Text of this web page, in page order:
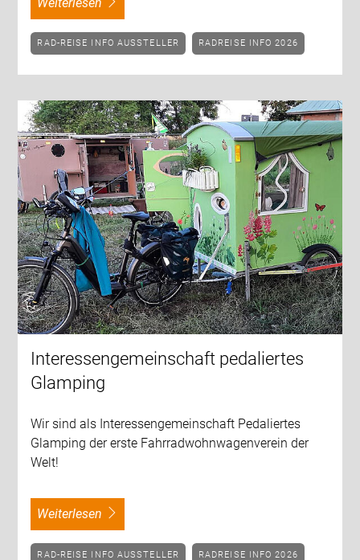
RAD-REISE INFO AUSSTELLER RADREISE INFO 2026
Interessengemeinschaft pedaliertes
Glamping
Wir sind als Interessengemeinschaft Pedaliertes
Glamping der erste Fahrradwohnwagenverein der
Welt!
weiterlesen
RAD-REISE INFO AUSSTELLER RADREISE INFO 2026